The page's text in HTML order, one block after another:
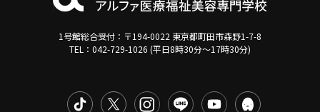
1号館総合受付：〒194-0022 東京都町田市森野1-7-8
TEL：042-729-1026 (平日8時30分〜17時30分)